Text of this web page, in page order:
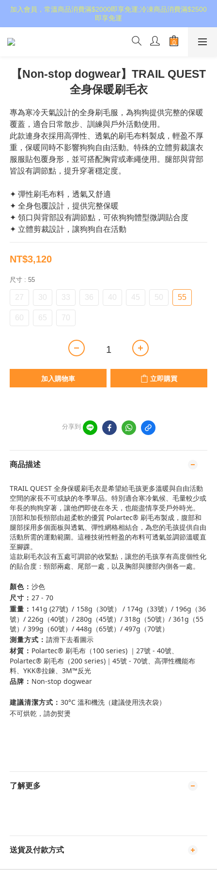
加入會員，常溫商品消費滿$2000即享免運;冷凍商品消費滿$2500
即享免運
【Non-stop dogwear】TRAIL QUEST
全身保暖刷毛衣
專為寒冷天氣設計的全身刷毛服，為狗狗提供完整的保暖
覆蓋，適合日常散步、訓練與戶外活動使用。
此款連身衣採用高彈性、透氣的刷毛布料製成，輕盈不厚
重，保暖同時不影響狗狗自由活動。特殊的立體剪裁讓衣
服服貼包覆身形，並可搭配胸背或牽繩使用。腿部與背部
皆設有調節點，提升穿著穩定度。
✦ 彈性刷毛布料，透氣又舒適
✦ 全身包覆設計，提供完整保暖
✦ 領口與背部設有調節點，可依狗狗體型微調貼合度
✦ 立體剪裁設計，讓狗狗自在活動
NT$3,120
尺寸 : 55
27 30 33 36 40 45 50 55
60 65 70
加入購物車 立即購買
分享到
商品描述
TRAIL QUEST 全身保暖刷毛衣是希望給毛孩更多溫暖與自由活動
空間的家長不可或缺的冬季單品。特別適合寒冷氣候、毛量較少或
年長的狗狗穿著，讓他們即使在冬天，也能盡情享受戶外時光。
頂部和加長頸部由超柔軟的優質 Polartec® 刷毛布製成，腹部和
腿部採用多個面板與透氣、彈性網格相結合，為您的毛孩提供自由
活動所需的運動範圍。這種技術性輕盈的布料可透氣並調節溫暖直
至腳踝。
這款刷毛衣設有五處可調節的收緊點，讓您的毛孩享有高度個性化
的貼合度：頸部兩處、尾部一處，以及胸部與腰部內側各一處。
顏色： 沙色
尺寸： 27 - 70
重量： 141g (27號) / 158g（30號） / 174g（33號）/ 196g（36
號）/ 226g（40號）/ 280g（45號）/ 318g（50號）/ 361g（55
號）/ 399g（60號）/ 448g（65號）/ 497g（70號）
測量方式： 請滑下去看圖示
材質： Polartec® 刷毛布（100 series) ｜27號 - 40號、
Polartec® 刷毛布（200 series)｜45號 - 70號、高彈性機能布
料、YKK®拉鍊、3M™反光
品牌： Non-stop dogwear
建議清潔方式： 30°C 溫和機洗（建議使用洗衣袋）
不可烘乾，請勿熨燙
了解更多
送貨及付款方式